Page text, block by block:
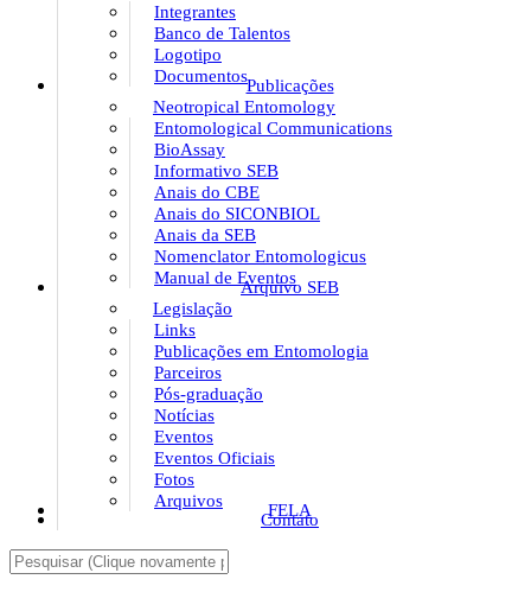
Integrantes
Banco de Talentos
Logotipo
DocumentosPublicações
Neotropical Entomology
Entomological Communications
BioAssay
Informativo SEB
Anais do CBE
Anais do SICONBIOL
Anais da SEB
Nomenclator Entomologicus
Manual de Eventos
Arquivo SEB
Legislação
Links
Publicações em Entomologia
Parceiros
Pós-graduação
Notícias
Eventos
Eventos Oficiais
Fotos
Arquivos
FELA
Contato